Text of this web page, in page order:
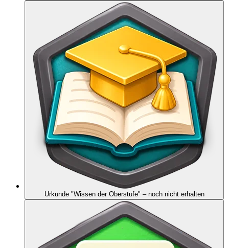
Urkunde "Wissen der Oberstufe" – noch nicht erhalten